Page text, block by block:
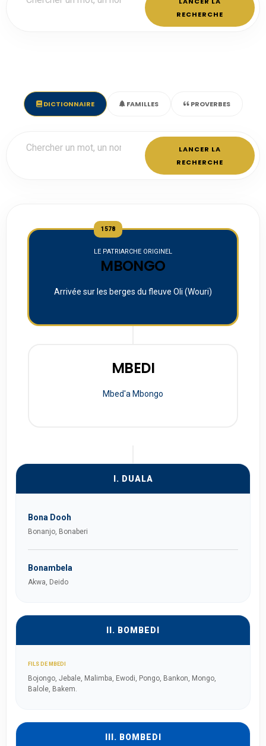
RECHERCHE
DICTIONNAIRE FAMILLES PROVERBES
LANCER LA
RECHERCHE
1578
LE PATRIARCHE ORIGINEL
MBONGO
Arrivée sur les berges du fleuve Oli (Wouri)
MBEDI
Mbed'a Mbongo
I. DUALA
Bona Dooh
Bonanjo, Bonaberi
Bonambela
Akwa, Deido
II. BOMBEDI
FILS DE MBEDI
Bojongo, Jebale, Malimba, Ewodi, Pongo, Bankon, Mongo,
Balole, Bakem.
III. BOMBEDI